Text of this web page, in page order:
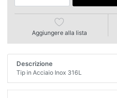
Aggiungere alla lista
Descrizione
Tip in Acciaio Inox 316L